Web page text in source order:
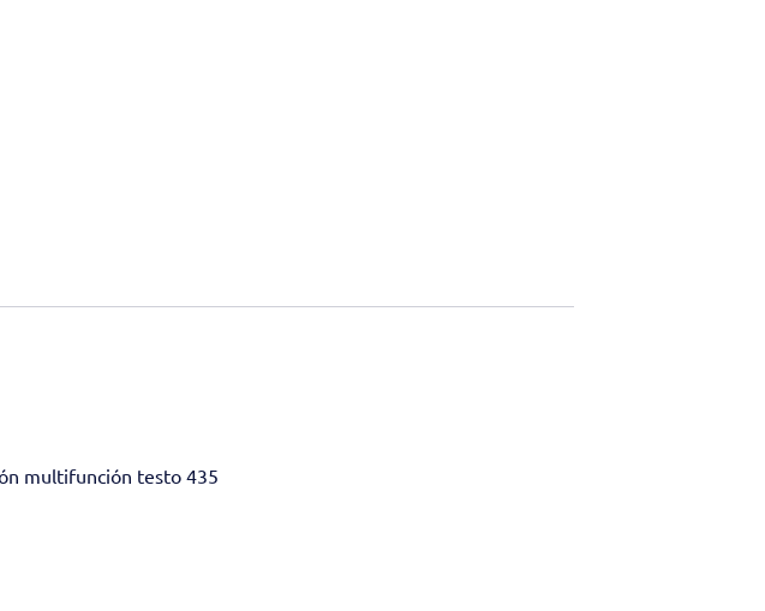
multifunción testo 435